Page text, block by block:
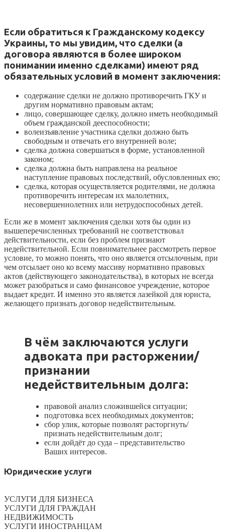
Если обратиться к Гражданскому кодексу
Украины, то мы увидим, что сделки (а
договора являются в более широком
понимании именно сделками) имеют ряд
обязательных условий в момент заключения:
содержание сделки не должно противоречить ГКУ и
другим нормативно правовым актам;
лицо, совершающее сделку, должно иметь необходимый
объем гражданской дееспособности;
волеизъявление участника сделки должно быть
свободным и отвечать его внутренней воле;
сделка должна совершаться в форме, установленной
законом;
сделка должна быть направлена на реальное
наступление правовых последствий, обусловленных ею;
сделка, которая осуществляется родителями, не должна
противоречить интересам их малолетних,
несовершеннолетних или нетрудоспособных детей.
Если же в момент заключения сделки хотя бы один из
вышеперечисленных требований не соответствовал
действительности, если без проблем признают
недействительной. Если повнимательнее рассмотреть первое
условие, то можно понять, что оно является отсылочным, при
чем отсылает оно ко всему массиву нормативно правовых
актов (действующего законодательства), в которых не всегда
может разобраться и само финансовое учреждение, которое
выдает кредит. И именно это является лазейкой для юриста,
желающего признать договор недействительным.
В чём заключаются услуги
адвоката при расторжении/
признании
недействительным долга:
правовой анализ сложившейся ситуации;
подготовка всех необходимых документов;
сбор улик, которые позволят расторгнуть/
признать недействительным долг;
если дойдёт до суда – представительство
Ваших интересов.
Юридические услуги
УСЛУГИ ДЛЯ БИЗНЕСА
УСЛУГИ ДЛЯ ГРАЖДАН
НЕДВИЖИМОСТЬ
УСЛУГИ ИНОСТРАНЦАМ